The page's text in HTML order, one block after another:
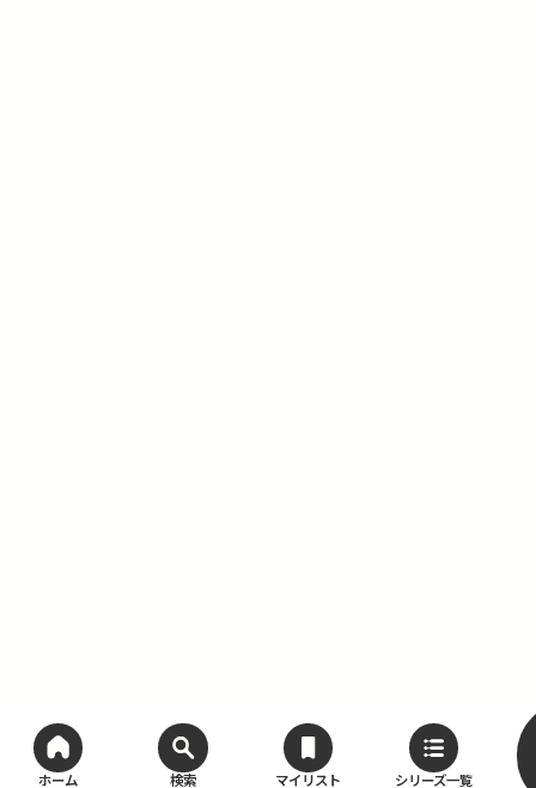
ホーム 検索 マイリスト シリーズ一覧